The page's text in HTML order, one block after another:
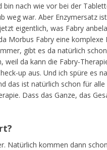
nach wie vor bei der
war. Aber Enzymersatz
eigentlich, was Fabry
Morbus Fabry eine komplexe
gibt es da natürlich
da kann die Fabry-
up aus. Und ich spüre es
das ist natürlich schon für
Dass das Ganze, das
Natürlich kommen dann